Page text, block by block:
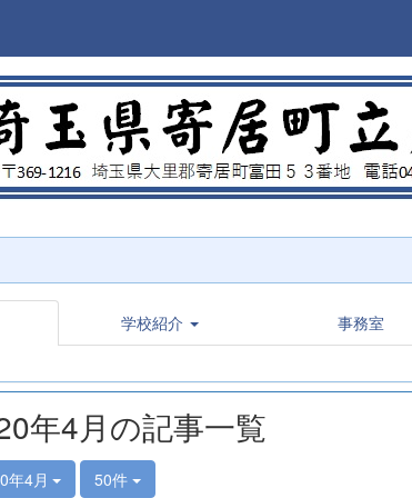
学校紹介 事務室
年4月の記事一覧
年4月 50件